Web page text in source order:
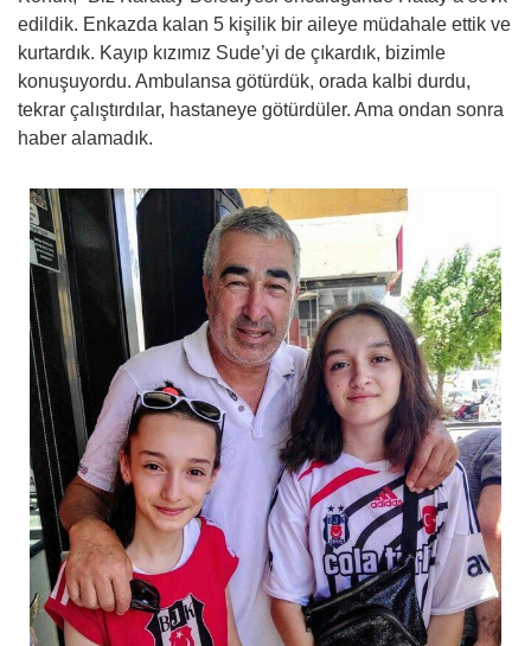
edildik. Enkazda kalan 5 kişilik bir aileye müdahale ettik ve
kurtardık. Kayıp kızımız Sude’yi de çıkardık, bizimle
konuşuyordu. Ambulansa götürdük, orada kalbi durdu,
tekrar çalıştırdılar, hastaneye götürdüler. Ama ondan sonra
haber alamadık.